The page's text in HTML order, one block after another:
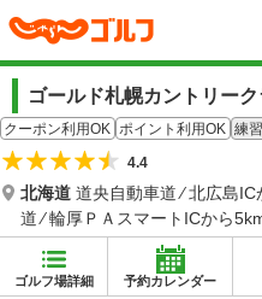
ゴールド札幌カントリー
クーポン利用OK ポイント利用OK 練
4.4
北海道 道央自動車道 ⁄ 北広島
道 ⁄ 輪厚ＰＡスマートICから
ゴルフ場詳細 予約カレンダー